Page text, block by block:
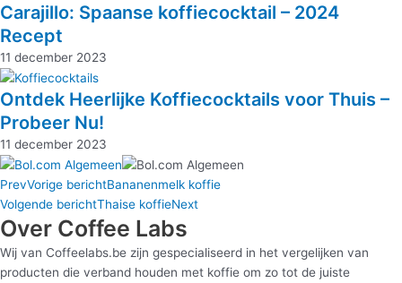
Carajillo: Spaanse koffiecocktail – 2024
Recept
11 december 2023
Ontdek Heerlijke Koffiecocktails voor Thuis –
Probeer Nu!
11 december 2023
PrevVorige berichtBananenmelk koffie
Volgende berichtThaise koffieNext
Over Coffee Labs
Wij van Coffeelabs.be zijn gespecialiseerd in het vergelijken van
producten die verband houden met koffie om zo tot de juiste